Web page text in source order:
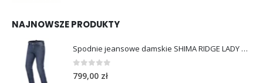
NAJNOWSZE PRODUKTY
Spodnie jeansowe damskie SHIMA RIDGE LADY blue
0out of 5
799,00 zł